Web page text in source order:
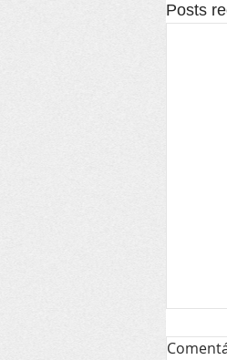
Posts